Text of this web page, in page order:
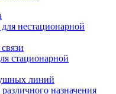
нестационарной
стационарной
линий
назначения